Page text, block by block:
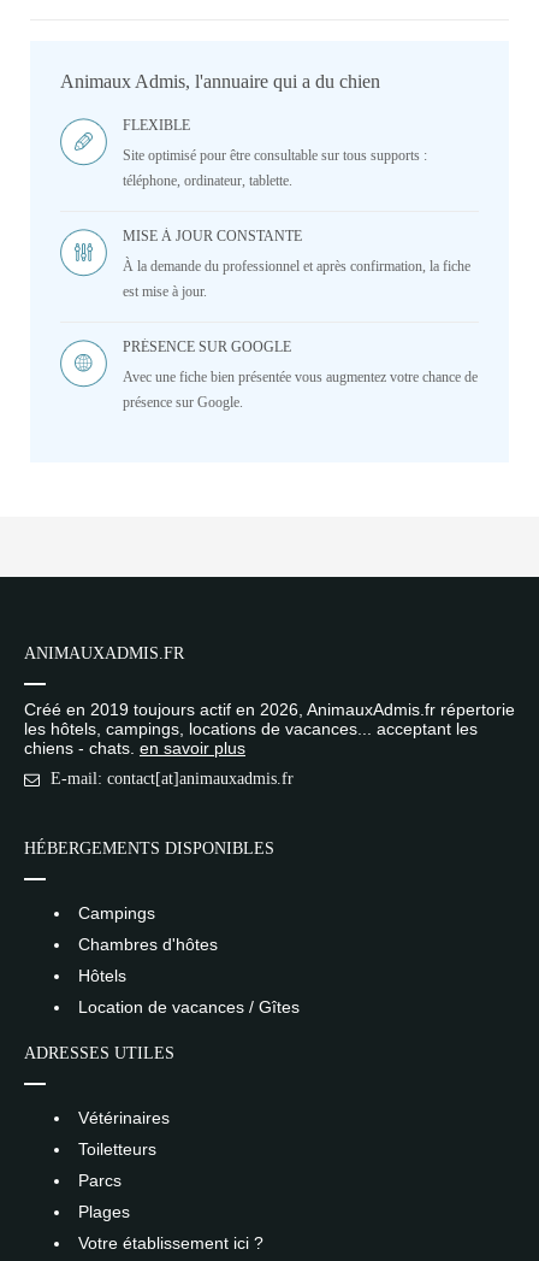
Animaux Admis, l'annuaire qui a du chien
FLEXIBLE
Site optimisé pour être consultable sur tous supports :
téléphone, ordinateur, tablette.
MISE À JOUR CONSTANTE
À la demande du professionnel et après confirmation, la fiche
est mise à jour.
PRÉSENCE SUR GOOGLE
Avec une fiche bien présentée vous augmentez votre chance de
présence sur Google.
ANIMAUXADMIS.FR
Créé en 2019 toujours actif en 2026, AnimauxAdmis.fr répertorie
les hôtels, campings, locations de vacances... acceptant les
chiens - chats. en savoir plus
E-mail: contact[at]animauxadmis.fr
HÉBERGEMENTS DISPONIBLES
Campings
Chambres d'hôtes
Hôtels
Location de vacances / Gîtes
ADRESSES UTILES
Vétérinaires
Toiletteurs
Parcs
Plages
Votre établissement ici ?